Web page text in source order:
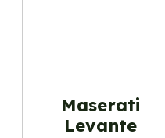
Maserati
Levante